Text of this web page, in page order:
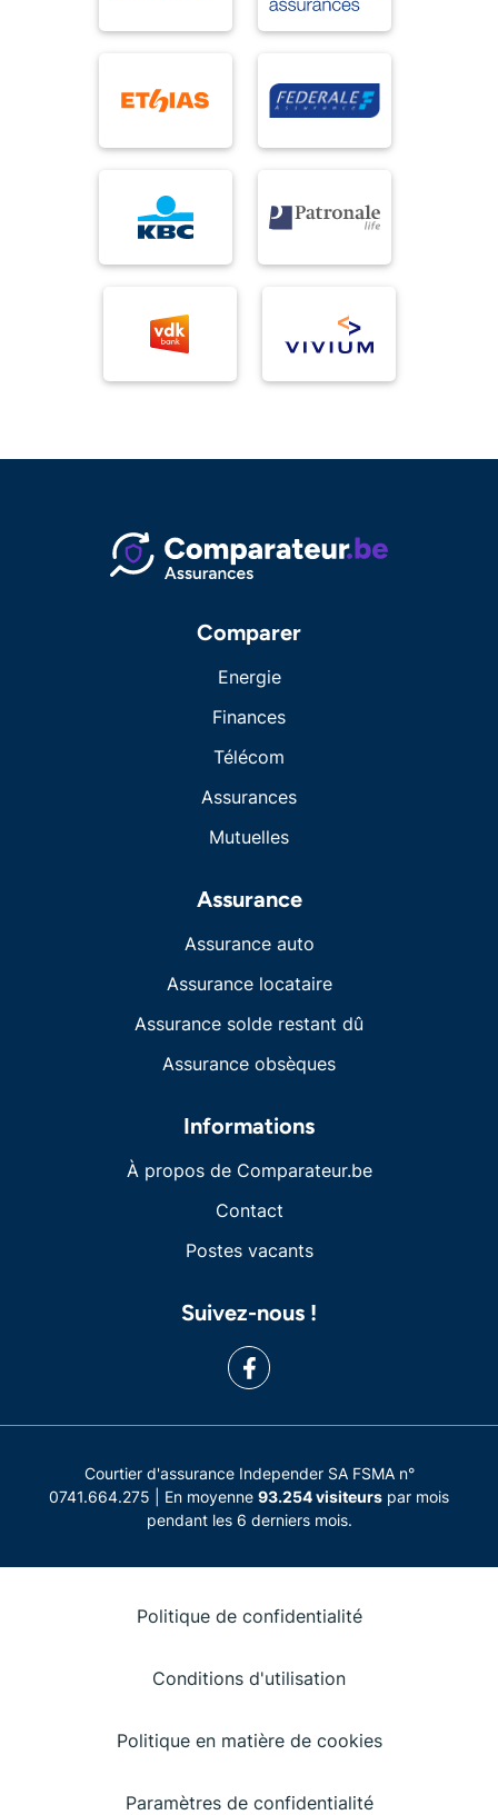
Comparer
Energie
Finances
Télécom
Assurances
Mutuelles
Assurance
Assurance auto
Assurance locataire
Assurance solde restant dû
Assurance obsèques
Informations
À propos de Comparateur.be
Contact
Postes vacants
Suivez-nous !
Courtier d'assurance Independer SA FSMA n°
0741.664.275 | En moyenne 93.254 visiteurs par mois
pendant les 6 derniers mois.
Politique de confidentialité
Conditions d'utilisation
Politique en matière de cookies
Paramètres de confidentialité